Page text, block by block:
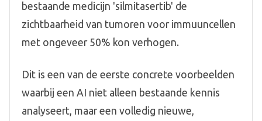
bestaande medicijn 'silmitasertib' de
zichtbaarheid van tumoren voor immuuncellen
met ongeveer 50% kon verhogen.
Dit is een van de eerste concrete voorbeelden
waarbij een AI niet alleen bestaande kennis
analyseert, maar een volledig nieuwe,